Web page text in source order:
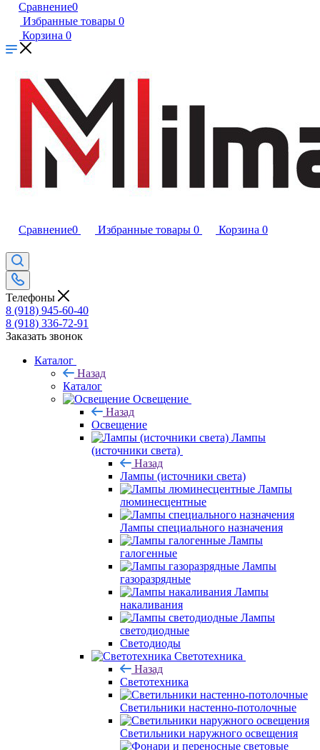
Сравнение0
Избранные товары 0
Корзина 0
Сравнение0 Избранные товары 0 Корзина 0
Телефоны
8 (918) 945-60-40
8 (918) 336-72-91
Заказать звонок
Каталог
Назад
Каталог
Освещение
Назад
Освещение
Лампы
(источники света)
Назад
Лампы (источники света)
Лампы
люминесцентные
Лампы специального назначения
Лампы
галогенные
Лампы
газоразрядные
Лампы
накаливания
Лампы
светодиодные
Светодиоды
Светотехника
Назад
Светотехника
Светильники настенно-потолочные
Светильники наружного освещения